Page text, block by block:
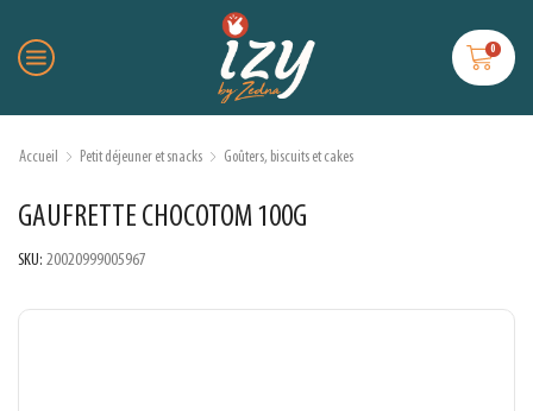
0
Accueil Petit déjeuner et snacks Goûters, biscuits et cakes
GAUFRETTE CHOCOTOM 100G
SKU: 20020999005967